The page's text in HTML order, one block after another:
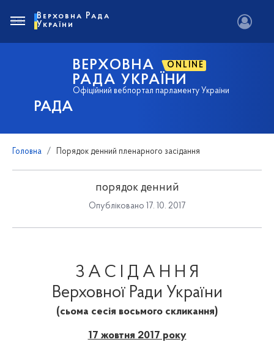
РАДА
ВЕРХОВНА ONLINE
РАДА УКРАЇНИ
Офіційний вебпортал парламенту України
Верховна Рада
України
Головна Порядок денний пленарного засідання
порядок денний
Опубліковано 17. 10. 2017
З А С І Д А Н Н Я
Верховної Ради України
(сьома сесія восьмого скликання)
17 жовтня 2017 року